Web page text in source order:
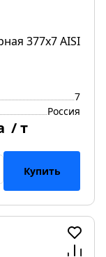
377х7 AISI
7
Россия
/ т
Купить